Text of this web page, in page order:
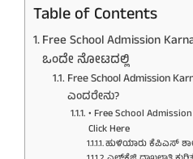
Table of Contents
Free School Admission
ಒಂದೇ ನೋಟದಲ್ಲಿ
Free School Admission
ಎಂದರೇನು?
• Free School
Click Here
ಹುಳಿಯಾರು ಕೆಪಿಎಸ್